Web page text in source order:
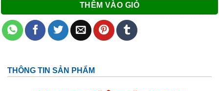
THÊM VÀO GIỎ
THÔNG TIN SẢN PHẨM